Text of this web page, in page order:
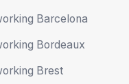
Barcelona
Bordeaux
Brest